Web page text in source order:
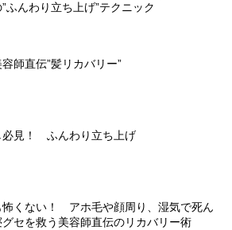
ふんわり立ち上げ”テクニック
師直伝”髪リカバリー”
必見！ ふんわり立ち上げ
怖くない！ アホ毛や顔周り、湿気で死ん
グセを救う美容師直伝のリカバリー術